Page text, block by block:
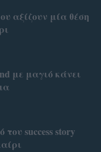
αξίζουν μία θέση
με μαγιό κάνει
success story